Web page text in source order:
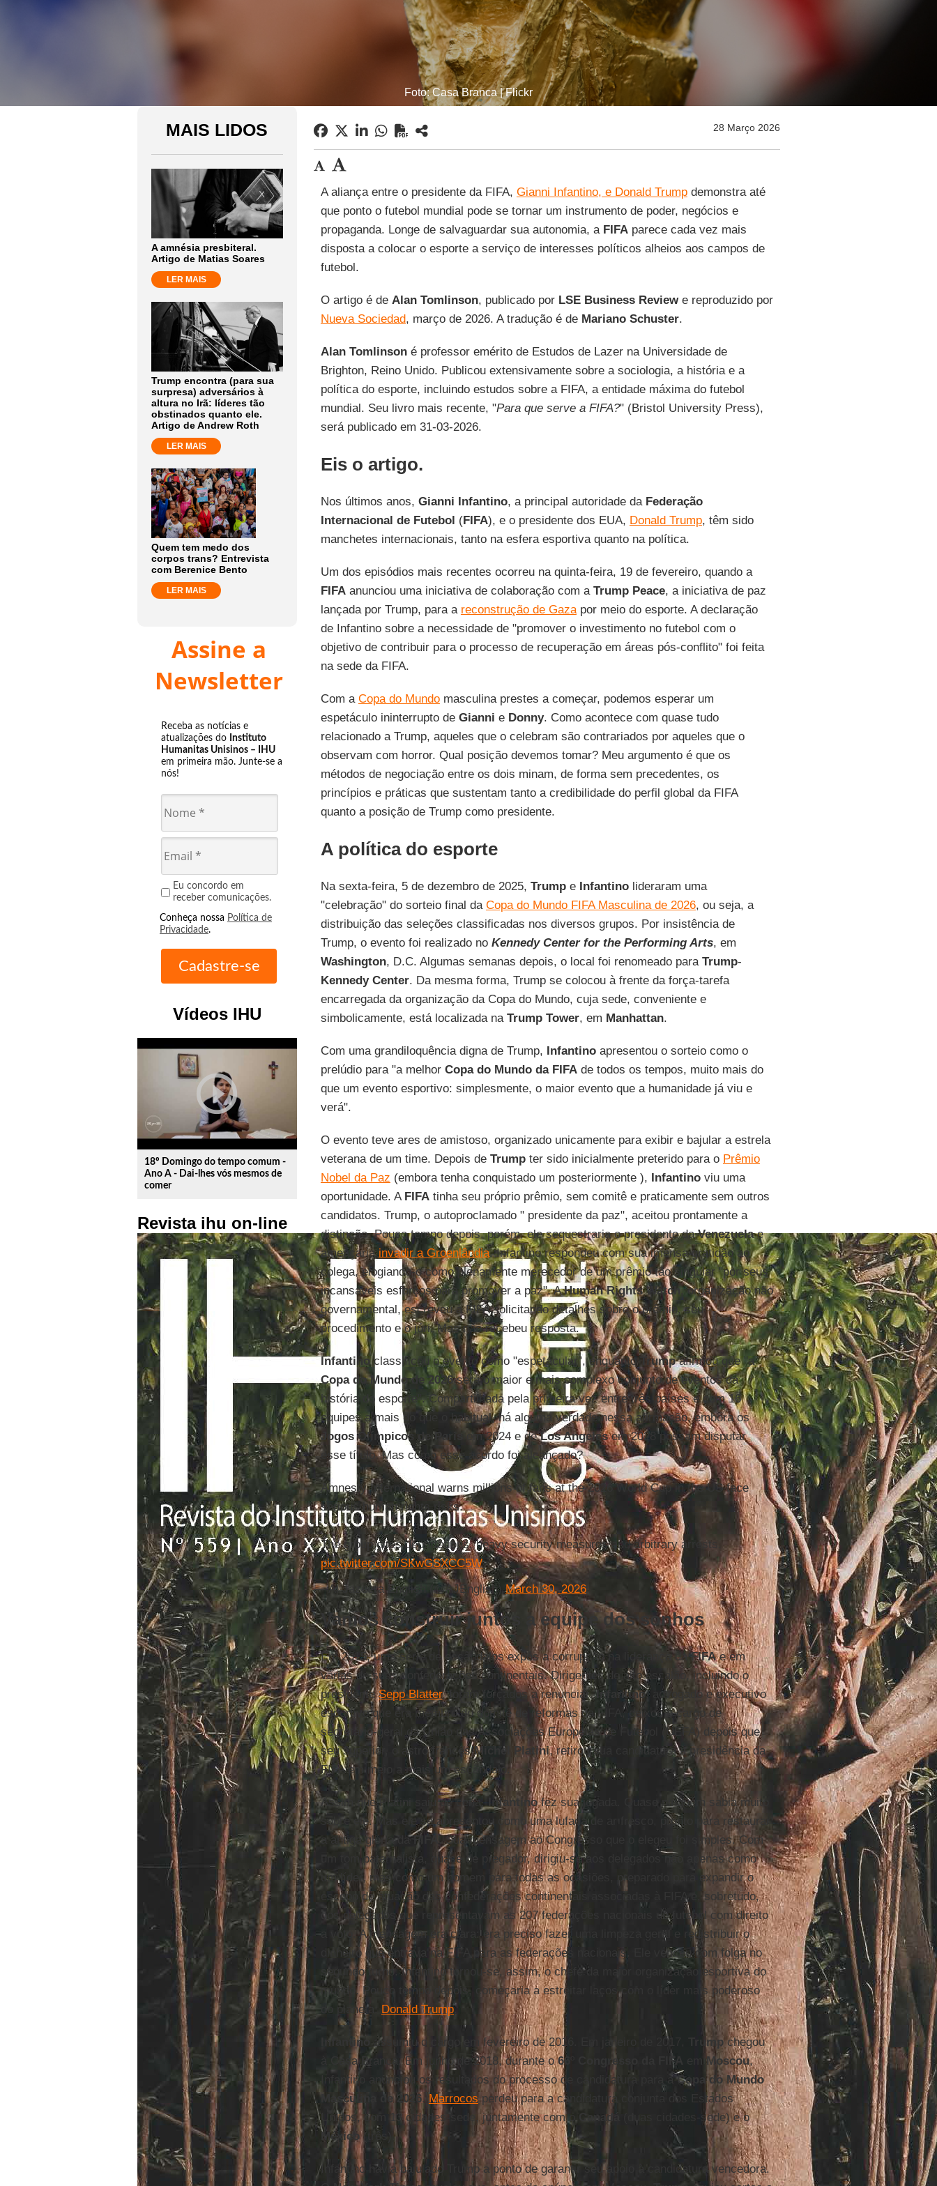
Foto: Casa Branca | Flickr
MAIS LIDOS
A amnésia presbiteral.
Artigo de Matias Soares
LER MAIS
Trump encontra (para sua
surpresa) adversários à
altura no Irã: líderes tão
obstinados quanto ele.
Artigo de Andrew Roth
LER MAIS
Quem tem medo dos
corpos trans? Entrevista
com Berenice Bento
LER MAIS
Assine a
Newsletter
Receba as notícias e
atualizações do Instituto
Humanitas Unisinos – IHU
em primeira mão. Junte-se a
nós!
Eu concordo em
receber comunicações.
Conheça nossa Política de
Privacidade.
Vídeos IHU
play_circle_outline
18º Domingo do tempo comum -
Ano A - Dai-lhes vós mesmos de
comer
Revista ihu on-line
28 Março 2026
A aliança entre o presidente da FIFA, Gianni Infantino, e Donald Trumpdemonstra até
que ponto o futebol mundial pode se tornar um instrumento de poder, negócios e
propaganda. Longe de salvaguardar sua autonomia, a FIFAparece cada vez mais
disposta a colocar o esporte a serviço de interesses políticos alheios aos campos de
futebol.
O artigo é de Alan Tomlinson, publicado por LSE Business Reviewe reproduzido por
Nueva Sociedad, março de 2026. A tradução é de Mariano Schuster.
Alan Tomlinsoné professor emérito de Estudos de Lazer na Universidade de
Brighton, Reino Unido. Publicou extensivamente sobre a sociologia, a história e a
política do esporte, incluindo estudos sobre a FIFA, a entidade máxima do futebol
mundial. Seu livro mais recente, "Para que serve a FIFA?" (Bristol University Press),
será publicado em 31-03-2026.
Eis o artigo.
Nos últimos anos, Gianni Infantino, a principal autoridade da Federação
Internacional de Futebol (FIFA), e o presidente dos EUA, Donald Trump, têm sido
manchetes internacionais, tanto na esfera esportiva quanto na política.
Um dos episódios mais recentes ocorreu na quinta-feira, 19 de fevereiro, quando a
FIFAanunciou uma iniciativa de colaboração com a Trump Peace, a iniciativa de paz
lançada por Trump, para a reconstrução de Gazapor meio do esporte. A declaração
de Infantino sobre a necessidade de "promover o investimento no futebol com o
objetivo de contribuir para o processo de recuperação em áreas pós-conflito" foi feita
na sede da FIFA.
Com a Copa do Mundomasculina prestes a começar, podemos esperar um
espetáculo ininterrupto de Gianni e Donny. Como acontece com quase tudo
relacionado a Trump, aqueles que o celebram são contrariados por aqueles que o
observam com horror. Qual posição devemos tomar? Meu argumento é que os
métodos de negociação entre os dois minam, de forma sem precedentes, os
princípios e práticas que sustentam tanto a credibilidade do perfil global da FIFA
quanto a posição de Trump como presidente.
A política do esporte
Na sexta-feira, 5 de dezembro de 2025, Trumpe Infantinolideraram uma
"celebração" do sorteio final da Copa do Mundo FIFA Masculina de 2026, ou seja, a
distribuição das seleções classificadas nos diversos grupos. Por insistência de
Trump, o evento foi realizado no Kennedy Center for the Performing Arts, em
Washington, D.C. Algumas semanas depois, o local foi renomeado para Trump-
Kennedy Center. Da mesma forma, Trump se colocou à frente da força-tarefa
encarregada da organização da Copa do Mundo, cuja sede, conveniente e
simbolicamente, está localizada na Trump Tower, em Manhattan.
Com uma grandiloquência digna de Trump, Infantinoapresentou o sorteio como o
prelúdio para "a melhor Copa do Mundo da FIFAde todos os tempos, muito mais do
que um evento esportivo: simplesmente, o maior evento que a humanidade já viu e
verá".
O evento teve ares de amistoso, organizado unicamente para exibir e bajular a estrela
veterana de um time. Depois de Trumpter sido inicialmente preterido para o Prêmio
Nobel da Paz (embora tenha conquistado um posteriormente ), Infantinoviu uma
oportunidade. A FIFAtinha seu próprio prêmio, sem comitê e praticamente sem outros
candidatos. Trump, o autoproclamado " presidente da paz", aceitou prontamente a
distinção. Pouco tempo depois, porém, ele sequestraria o presidente daVenezuelae
ameaçariainvadir a Groenlândia. Infantino respondeu com sua imensa gratidão ao
colega, elogiando-o como plenamente merecedor de um prêmio tão singular "por seus
incansáveis ​​esforços para promover a paz". AHuman Rights Watch, organização não
governamental, escreveu à FIFA solicitando detalhes sobre o prêmio, seu
procedimento e o júri. Mas não recebeu resposta.
Infantinoclassificou o evento como "espetacular", enquanto Trumpafirmou que "a
Copa do Mundo de 2026será o maior e mais complexo conjunto de eventos da
história do esporte". Compartilhada pela primeira vez entre três países e com 16
equipes a mais do que o habitual, há alguma verdade nessa afirmação, embora os
Jogos Olímpicos de Paris
em 2024 e deLos Angelesem 2028 possam disputar
esse título. Mas como esse acordo foi alcançado?
Amnesty International warns millions of fans at the 2026 World Cup in the US face
serious human rights risks.
The group cites deportations, heavy security measures and arbitrary arrests.
pic.twitter.com/SKwGSXCC5W
— Al Jazeera English (@AJEnglish) March 30, 2026
Vamos construir juntos a equipe dos sonhos
Em 2015, uma série de escândalos expôs a corrupção na liderança daFIFAe em
várias de suas confederações continentais. Dirigentes de alto escalão, incluindo o
presidenteSepp Blatter, foram forçados a renunciar.Infantino, advogado e executivo
esportivo que era membro do comitê de reformas da FIFA, deixou o cargo de
secretário-geral da União das Associações Europeias de Futebol (UEFA) depois que
seu superior, o astro francêsMichel Platini, retirou sua candidatura à presidência da
FIFA em meio a mais um escândalo.
Assim que Platini saiu de cena, Infantinofez sua jogada. Quase ninguém sabia muito
sobre ele. Mas ele se apresentou como uma lufada de ar fresco, pronto para restaurar
a antiga glória daFIFA . Sua mensagem ao Congresso que o elegeu foi simples. Com
um tom paternalista, quase de pregador, dirigiu-se aos delegados não apenas como
um líder, mas como um homem para todas as ocasiões, preparado para expandir o
escopo de atuação das confederações continentais associadas à FIFA e, sobretudo,
dos delegados que representavam as 207 federações nacionais de futebol com direito
a voto. A mensagem era clara: era preciso fazer uma limpeza geral e redistribuir o
dinheiro que entrava na FIFA para as federações nacionais. Ele venceu com folga no
segundo turno. Infantino tornou-se, assim, o chefe da maior organização esportiva do
mundo. Pouco tempo depois, começaria a estreitar laços com o líder mais poderoso
do planeta: Donald Trump.
Infantino assumiu o cargo em fevereiro de 2016. Em janeiro de 2017, Trumpchegou
à Casa Branca. Em junho de 2018, durante o66 Congresso da FIFA Moscou,
Infantino anunciou os resultados do processo de candidatura para aCopa do Mundo
Masculina de 2026. Marrocos perdeu para a candidatura conjunta dos Estados
Unidos, com 13 cidades-sede, juntamente com o
Canadá
(duas cidades-sede) e o
México(três).
Infantino havia bajulado Trump a ponto de garantir seu apoio à candidatura vencedora.